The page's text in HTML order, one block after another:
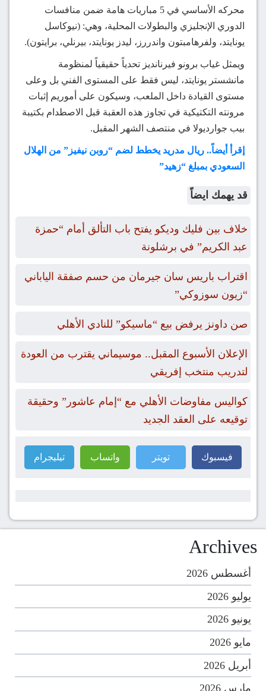
محركه الأساسي في 5 مباريات هامة ضمن منافسات
الدوري الإنجليزي والبطولات المحلية، وهي: (نيوكاسل
يونايتد، ولفرهامبتون واندررز، ليدز يونايتد، بيرنلي، برايتون).
ويمثل غياب برونو فيرنانديز تحدياً حقيقياً لمنظومة
مانشستر يونايتد، ليس فقط على المستوى الفني بل وعلى
مستوى القيادة داخل الملعب، وسيكون على أموريم إثبات
مرونته التكتيكية في تجاوز هذه العقبة قبل الاصطدام بكتيبة
بيب جوارديولا في منتصف الشهر المقبل.
إقرأ أيضاً.. ريال مدريد يخطط لضم “روبن نيفيز” من الهلال
السعودي بمبلغ “زهيد”
قد يهمك ايضاً
خلاف بين فليك وديكو يفتح باب التألق أمام “حمزة
عبد الكريم” في برشلونة
اقتراب باريس سان جيرمان من حسم صفقة الياباني
“زيون سوزوكي”
صن داونز يرفض بيع “ماسيكو” للنادي الأهلي
الإعلان الأسبوع المقبل.. موسيماني يقترب من العودة
لتدريب منتخب إفريقي
كواليس مفاوضات الأهلي مع “إمام عاشور” وحقيقة
توقيعه على العقد الجديد
فيسبوك تويتر واتساب تيليجرام
Archives
أغسطس 2026
يوليو 2026
يونيو 2026
مايو 2026
أبريل 2026
مارس 2026